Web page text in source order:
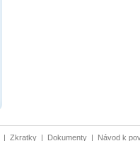
| Zkratky | Dokumenty | Návod k